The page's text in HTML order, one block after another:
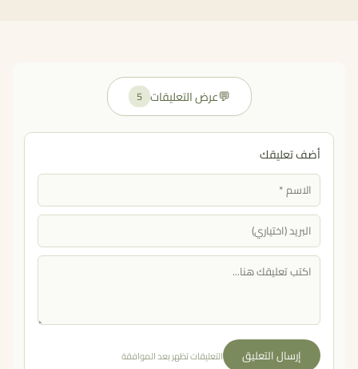
💬عرض التعليقات 5
أضف تعليقك
إرسال التعليق التعليقات تظهر بعد الموافقة